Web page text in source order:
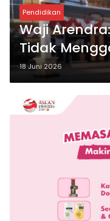
Pendidikan
Waji
Tidak
di Sekolah
18 Juni 2026